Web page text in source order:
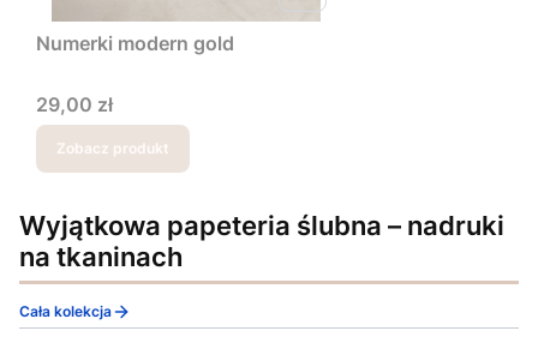
Numerki modern gold
Cena
29,00 zł
Zobacz produkt
Wyjątkowa papeteria ślubna – nadruki
na tkaninach
Cała kolekcja